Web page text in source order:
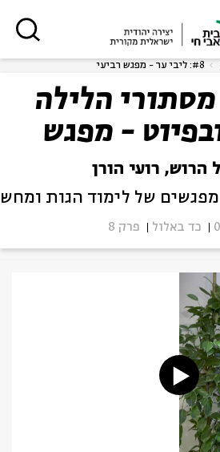
אנגלית
#8: ליבי ער - מפגש רביעי
מסתורי הלילה
- מפגש
רביעי
הרוש, רועי הורן
מפגשים של לימוד הגות
כד באלול פרק 8